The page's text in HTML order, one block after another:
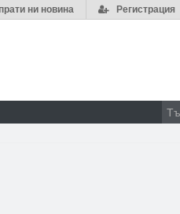
Регистрация
ни новина